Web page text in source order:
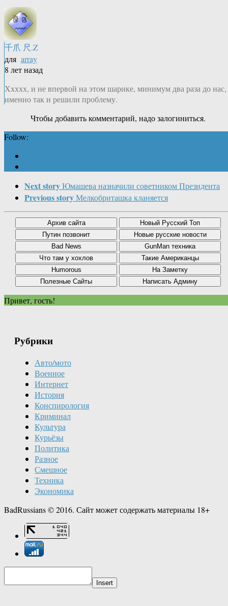
千爪 尺.Z
для array
8 лет назад
Ххххх, и не впервой на этом шарике, минимум два раза до нас,
именно так и решили проблему.
Чтобы добавить комментарий, надо залогиниться.
Follow:
Next storyЮмашева назначили советником Президента
Previous storyМелкобриташка кланяется
Привет, гость!
Рубрики
Авто/мото
Военное
Интернет
История
Конспирология
Криминал
Культура
Курьёзы
Политика
Разное
Смешное
Техника
Экономика
BadRussians © 2016. Сайт может содержать материалы 18+
Insert